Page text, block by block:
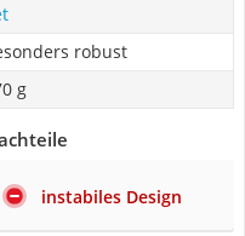
robust
g
instabiles Design